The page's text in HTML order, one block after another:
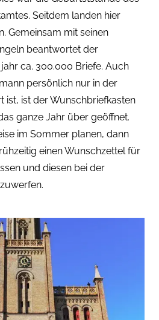
Seitdem landen hier
Gemeinsam mit seinen
beantwortet der
ca. 300.000 Briefe. Auch
persönlich nur in der
ist, ist der Wunschbriefkasten
ganze Jahr über geöffnet.
im Sommer planen, dann
einen Wunschzettel für
und diesen bei der